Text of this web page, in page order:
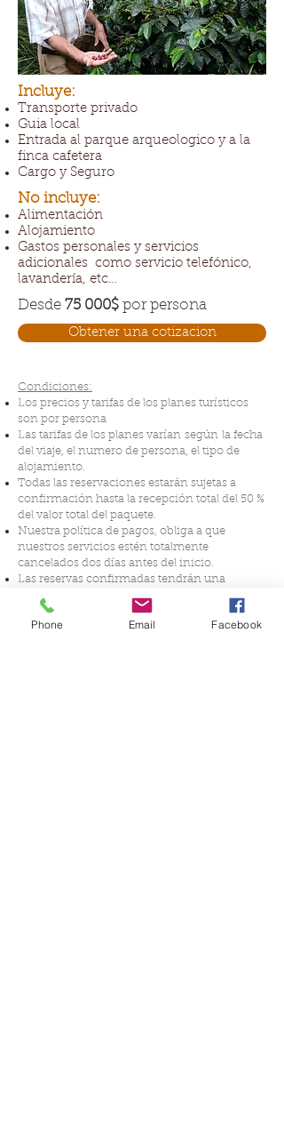
Incluye:
Transporte privado
Guia local
Entrada al parque arqueologico y a la
finca cafetera
Cargo y Seguro
No incluye:
Alimentación
Alojamiento
Gastos personales y servicios
adicionales como servicio telefónico,
lavandería, etc…
Desde 75 000$ por persona
Obtener una cotizacion
Condiciones:
Los precios y tarifas de los planes turísticos
son por persona
Las tarifas de los planes varían según la fecha
del viaje, el numero de persona, el tipo de
alojamiento.
Todas las reservaciones estarán sujetas a
confirmación hasta la recepción total del 50 %
del valor total del paquete.
Nuestra política de pagos, obliga a que
nuestros servicios estén totalmente
cancelados dos días antes del inicio.
Las reservas confirmadas tendrán una
política de cancelación o de no-show en los
siguientes términos:
Cancelación con 15 días de anticipación
Phone Email Facebook